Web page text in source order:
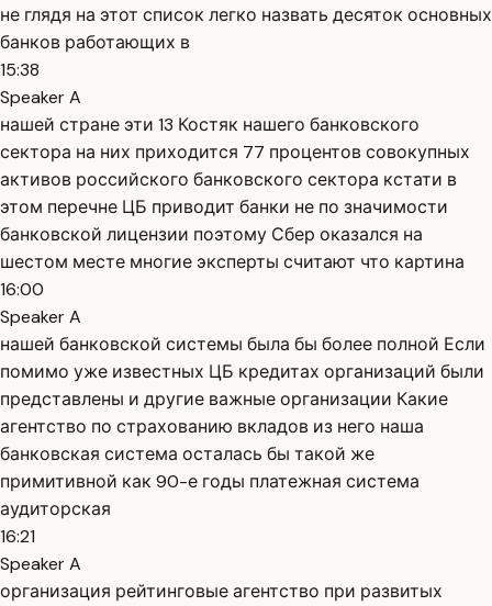
не глядя на этот список легко назвать десяток основных
банков работающих в
15:38
Speaker A
нашей стране эти 13 Костяк нашего банковского
сектора на них приходится 77 процентов совокупных
активов российского банковского сектора кстати в
этом перечне ЦБ приводит банки не по значимости
банковской лицензии поэтому Сбер оказался на
шестом месте многие эксперты считают что картина
16:00
Speaker A
нашей банковской системы была бы более полной Если
помимо уже известных ЦБ кредитах организаций были
представлены и другие важные организации Какие
агентство по страхованию вкладов из него наша
банковская система осталась бы такой же
примитивной как 90-е годы платежная система
аудиторская
16:21
Speaker A
организация рейтинговые агентство при развитых